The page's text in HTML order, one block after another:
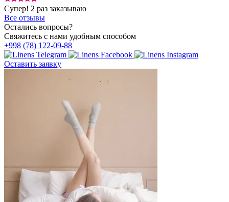
Супер! 2 раз заказываю
Все отзывы
Остались вопросы?
Свяжитесь с нами удобным способом
+998 (78) 122-09-88
Оставить заявку